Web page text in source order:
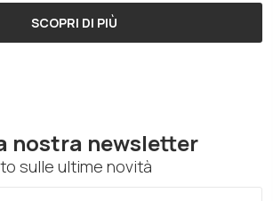
SCOPRI DI PIÙ
nostra newsletter
sulle ultime novità